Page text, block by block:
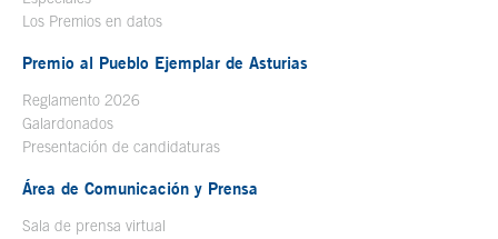
Los Premios en datos
Premio al Pueblo Ejemplar de Asturias
Reglamento 2026
Galardonados
Presentación de candidaturas
Área de Comunicación y Prensa
Sala de prensa virtual